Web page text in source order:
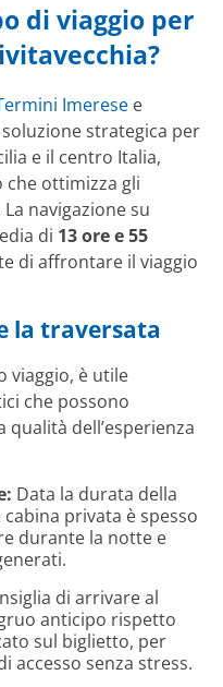
di viaggio per
Imerese e
strategica per
e il centro Italia,
ottimizza gli
navigazione su
di 13 ore e 55
di affrontare il viaggio
la traversata
viaggio, è utile
che possono
dell’esperienza
Data la durata della
privata è spesso
durante la notte e
di arrivare al
anticipo rispetto
sul biglietto, per
accesso senza stress.